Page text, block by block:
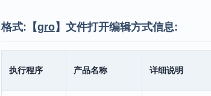
格式:【gro】文件打开编辑方式信息:
执行程序 产品名称 详细说明